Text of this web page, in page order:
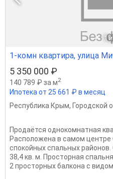
1
1-комн квартира, улица
5 350 000 ₽
140 789 ₽ за м2
Ипотека от 25 661 ₽ в месяц
Республика Крым, Городской
Продаётся однокомнатная
Расположена в самом центре
спокойных спальных
38,4 кв. м. Просторная
2 просторных балкона с